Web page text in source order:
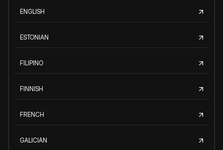
ENGLISH
ESTONIAN
FILIPINO
FINNISH
FRENCH
GALICIAN